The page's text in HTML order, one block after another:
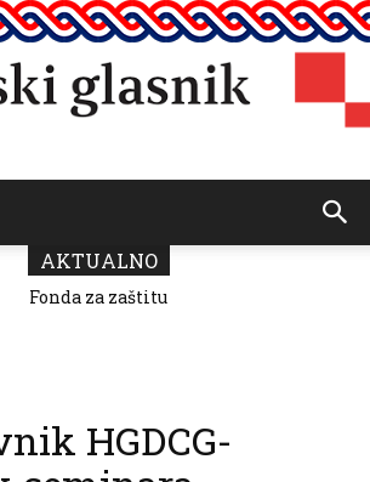
AKTUALNO
Fonda za zaštitu
2026.
HGDCG-